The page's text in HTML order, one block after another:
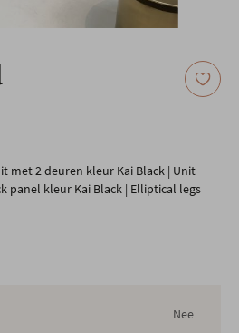
met 2 deuren kleur Kai Black | Unit
panel kleur Kai Black | Elliptical legs
Nee